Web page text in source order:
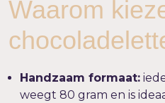
Waarom
Handzaam formaat:
weegt 80 gram en is